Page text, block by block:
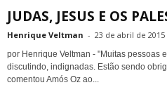
JUDAS, JESUS E OS
Henrique Veltman - 23 de abril de 2015
por Henrique Veltman - "Muitas pessoas
discutindo, indignadas. Estão sendo
comentou Amós Oz ao...